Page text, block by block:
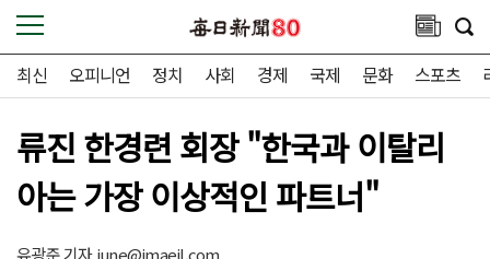
최신 오피니언 정치 사회 경제 국제 문화 스포츠
류진 한경련 회장 "한국과 이탈리
아는 가장 이상적인 파트너"
유광준 기자june@imaeil.com